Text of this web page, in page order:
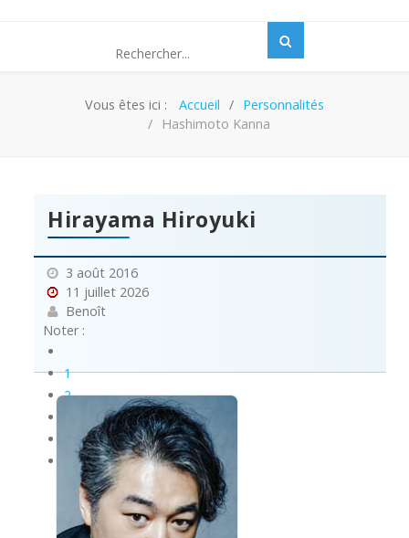
Vous êtes ici : Accueil
Personnalités
Hashimoto Kanna
Hirayama Hiroyuki
3 août 2016
11 juillet 2026
Benoît
Noter :
1
2